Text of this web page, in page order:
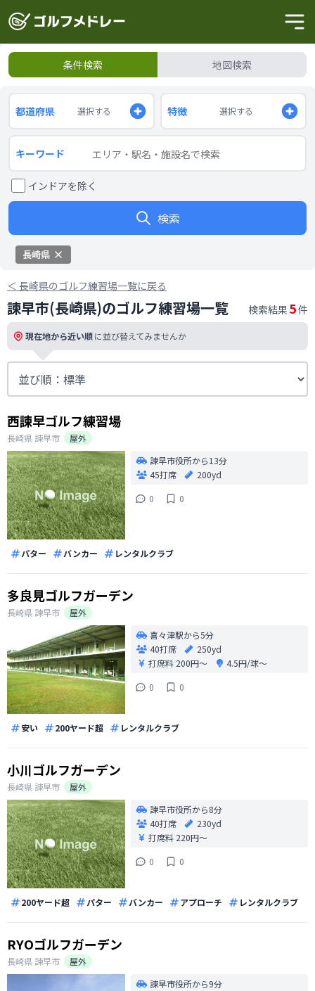
条件検索 地図検索
都道府県 選択する 特徴 選択する
キーワード
インドアを除く
検索
長崎県
＜ 長崎県のゴルフ練習場一覧に戻る
諫早市(長崎県)のゴルフ練習場一覧 検索結果 5件
現在地から近い順に並び替えてみませんか
西諫早ゴルフ練習場
長崎県 諫早市
屋外
諫早市役所から13分
45打席
200yd
0
0
パター バンカー レンタルクラブ
多良見ゴルフガーデン
長崎県 諫早市
屋外
喜々津駅から5分
40打席
250yd
打席料 200円〜
4.5円/球〜
0
0
安い 200ヤード超 レンタルクラブ
小川ゴルフガーデン
長崎県 諫早市
屋外
諫早市役所から8分
40打席
230yd
打席料 220円〜
0
0
200ヤード超 パター バンカー アプローチ レンタルクラブ
RYOゴルフガーデン
長崎県 諫早市
屋外
諫早市役所から9分